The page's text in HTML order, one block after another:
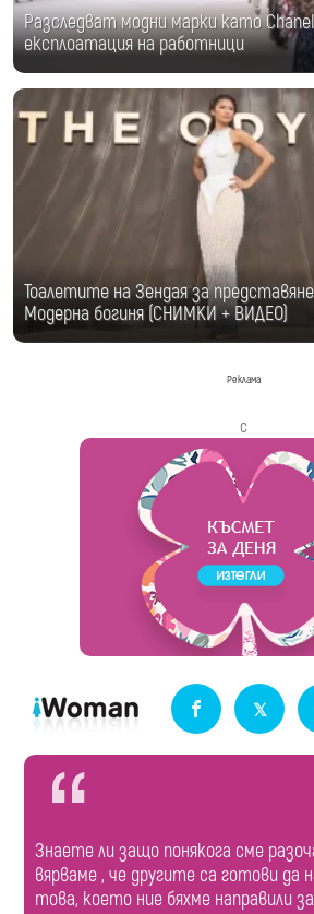
Разследват модни марки като
експлоатация на работници
Тоалетите на Зендая за
Модерна богиня (СНИМКИ + ВИДЕО)
Реклама
с
Знаете ли защо понякога сме
вярваме , че другите са готови да
това, което ние бяхме направили